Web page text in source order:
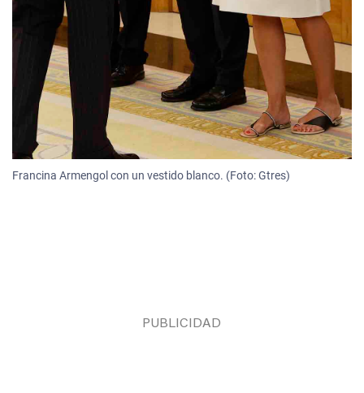
Francina Armengol con un vestido blanco. (Foto: Gtres)